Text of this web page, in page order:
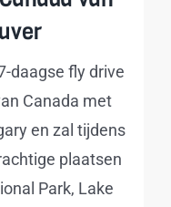
daagse fly drive
Canada met
en zal tijdens
plaatsen
Park, Lake